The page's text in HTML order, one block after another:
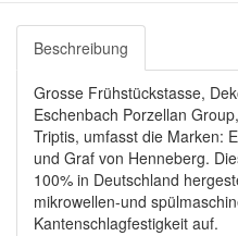
Beschreibung
Grosse Frühstückstasse,
Eschenbach Porzellan
Triptis, umfasst die Marken:
und Graf von Henneberg.
100% in Deutschland
mikrowellen-und
Kantenschlagfestigkeit auf.